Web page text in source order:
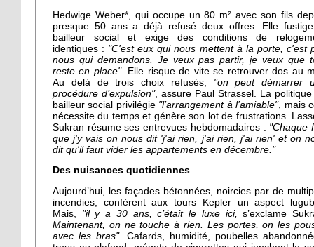
Hedwige Weber*, qui occupe un 80 m² avec son fils
presque 50 ans a déjà refusé deux offres. Elle
bailleur social et exige des conditions de
identiques : "C'est eux qui nous mettent à la porte, c'est
nous qui demandons. Je veux pas partir, je veux que
reste en place". Elle risque de vite se retrouver dos au
Au delà de trois choix refusés, "on peut démarrer
procédure d’expulsion", assure Paul Strassel. La
bailleur social privilégie "l’arrangement à l’amiable", mais
nécessite du temps et génère son lot de frustrations.
Sukran résume ses entrevues hebdomadaires : "Chaque
que j'y vais on nous dit 'j'ai rien, j'ai rien, j'ai rien' et on
dit qu'il faut vider les appartements en décembre."
Des nuisances quotidiennes
Aujourd’hui, les façades bétonnées, noircies par de
incendies, confèrent aux tours Kepler un aspect
Mais, "il y a 30 ans, c’était le luxe ici,s’exclame
Maintenant, on ne touche à rien. Les portes, on les
avec les bras". Cafards, humidité, poubelles